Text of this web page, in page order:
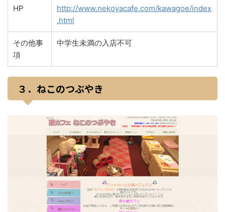
HP
http://www.nekoyacafe.com/kawagoe/index
.html
その他事
項
中学生未満の入店不可
３．ねこのつぶやき